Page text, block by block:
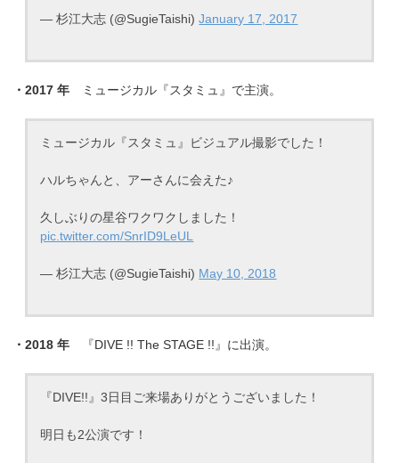
— 杉江大志 (@SugieTaishi)January 17, 2017
・2017 年 ミュージカル『スタミュ』で主演。
ミュージカル『スタミュ』ビジュアル撮影でした！
ハルちゃんと、アーさんに会えた♪
久しぶりの星谷ワクワクしました！
pic.twitter.com/SnrID9LeUL
— 杉江大志 (@SugieTaishi) May 10, 2018
・2018 年 『DIVE !! The STAGE !!』に出演。
『DIVE!!』3日目ご来場ありがとうございました！
明日も2公演です！